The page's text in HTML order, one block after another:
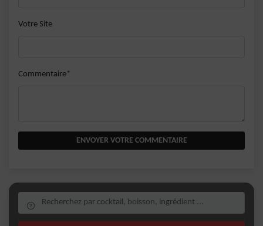
Votre Site
Commentaire*
ENVOYER VOTRE COMMENTAIRE